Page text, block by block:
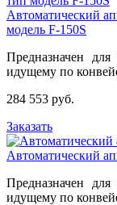
Автоматический
модель F-150S
Предназначен
идущему по
284 553 руб.
Заказать
Автоматический
Предназначен
идущему по